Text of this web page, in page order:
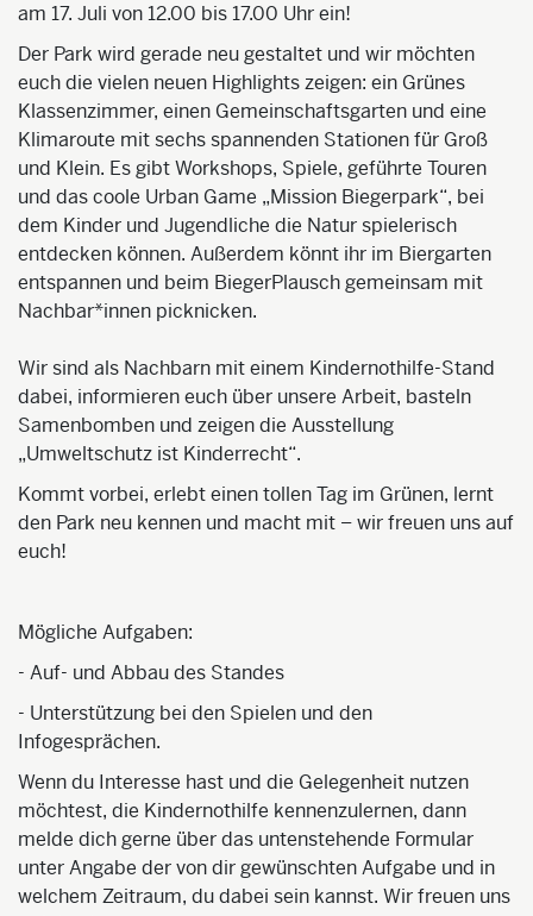
am 17. Juli von 12.00 bis 17.00 Uhr ein!
Der Park wird gerade neu gestaltet und wir möchten
euch die vielen neuen Highlights zeigen: ein Grünes
Klassenzimmer, einen Gemeinschaftsgarten und eine
Klimaroute mit sechs spannenden Stationen für Groß
und Klein. Es gibt Workshops, Spiele, geführte Touren
und das coole Urban Game „Mission Biegerpark“, bei
dem Kinder und Jugendliche die Natur spielerisch
entdecken können. Außerdem könnt ihr im Biergarten
entspannen und beim BiegerPlausch gemeinsam mit
Nachbar*innen picknicken.
Wir sind als Nachbarn mit einem Kindernothilfe-Stand
dabei, informieren euch über unsere Arbeit, basteln
Samenbomben und zeigen die Ausstellung
„Umweltschutz ist Kinderrecht“.
Kommt vorbei, erlebt einen tollen Tag im Grünen, lernt
den Park neu kennen und macht mit – wir freuen uns auf
euch!
Mögliche Aufgaben:
- Auf- und Abbau des Standes
- Unterstützung bei den Spielen und den
Infogesprächen.
Wenn du Interesse hast und die Gelegenheit nutzen
möchtest, die Kindernothilfe kennenzulernen, dann
melde dich gerne über das untenstehende Formular
unter Angabe der von dir gewünschten Aufgabe und in
welchem Zeitraum, du dabei sein kannst. Wir freuen uns